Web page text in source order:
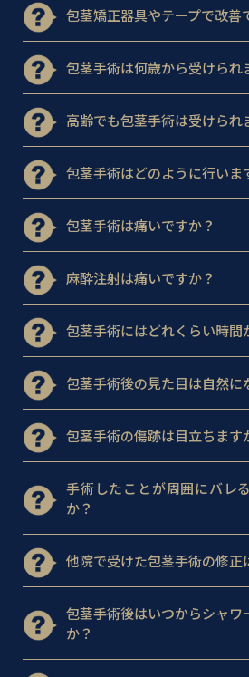
包茎矯正器具やテープで改善
包茎手術は何歳から受けられ
高齢でも包茎手術は受けられ
包茎手術はどのように行いま
包茎手術は痛いですか？
麻酔注射は痛いですか？
包茎手術にはどれくらい時間
包茎手術後の見た目は自然に
包茎手術の傷跡は目立ちます
手術したことが周囲にバレ
か？
他院で受けた包茎手術の修正
包茎手術後はいつからシャワ
か？